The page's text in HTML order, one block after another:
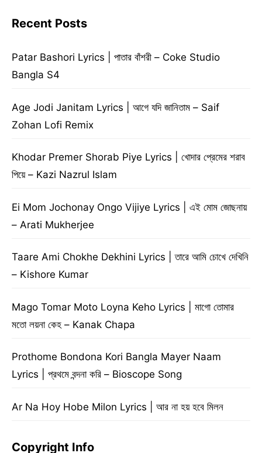
Recent Posts
Patar Bashori Lyrics | পাতার বাঁশরী – Coke Studio
Bangla S4
Age Jodi Janitam Lyrics | আগে যদি জানিতাম – Saif
Zohan Lofi Remix
Khodar Premer Shorab Piye Lyrics | খোদার প্রেমের শরাব
পিয়ে – Kazi Nazrul Islam
Ei Mom Jochonay Ongo Vijiye Lyrics | এই মোম জোছনায়
– Arati Mukherjee
Taare Ami Chokhe Dekhini Lyrics | তারে আমি চোখে দেখিনি
– Kishore Kumar
Mago Tomar Moto Loyna Keho Lyrics | মাগো তোমার
মতো লয়না কেহ – Kanak Chapa
Prothome Bondona Kori Bangla Mayer Naam
Lyrics | প্রথমে বন্দনা করি – Bioscope Song
Ar Na Hoy Hobe Milon Lyrics | আর না হয় হবে মিলন
Copyright Info